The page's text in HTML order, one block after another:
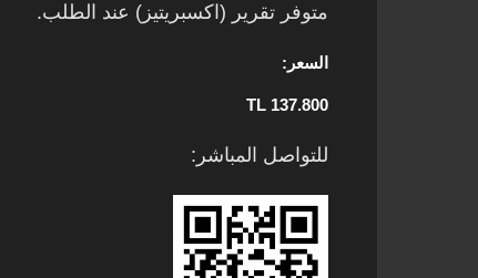
متوفر تقرير (اكسبريتيز) عند الطلب.
السعر:
137.800 TL
للتواصل المباشر: